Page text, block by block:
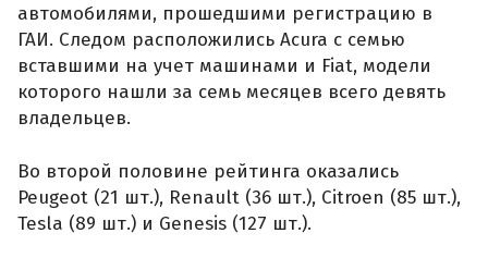
автомобилями, прошедшими регистрацию в
ГАИ. Следом расположились Acura с семью
вставшими на учет машинами и Fiat, модели
которого нашли за семь месяцев всего девять
владельцев.
Во второй половине рейтинга оказались
Peugeot (21 шт.), Renault (36 шт.), Citroen (85 шт.),
Tesla (89 шт.) и Genesis (127 шт.).